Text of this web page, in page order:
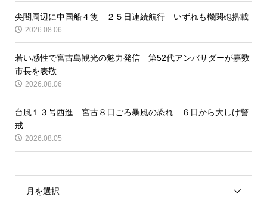
尖閣周辺に中国船４隻 ２５日連続航行 いずれも機関砲搭載
2026.08.06
若い感性で宮古島観光の魅力発信 第52代アンバサダーが嘉数
市長を表敬
2026.08.06
台風１３号西進 宮古８日ごろ暴風の恐れ ６日から大しけ警
戒
2026.08.05
月を選択